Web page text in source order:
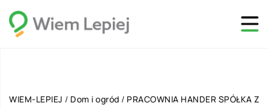
WIEM-LEPIEJ / Dom i ogród / PRACOWNIA HANDER SPÓŁKA Z